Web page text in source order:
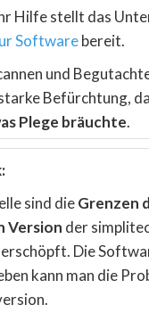
Hilfe stellt das
Softwarebereit.
und
Befürchtung,
Plege bräuchte.
sind dieGrenzen
Version der
Die
kann man die